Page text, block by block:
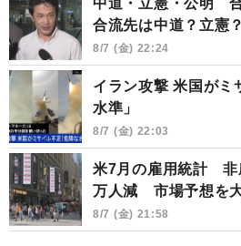
合流先は中道？立憲？
8/7 (金) 22:24
イラン攻撃 米国がミ
水準」
8/7 (金) 22:03
米7月の雇用統計 非
万人減 市場予想を
8/7 (金) 21:58